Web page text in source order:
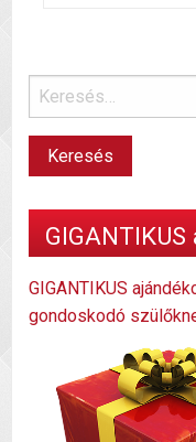
GIGANTIKUS
gondoskodó